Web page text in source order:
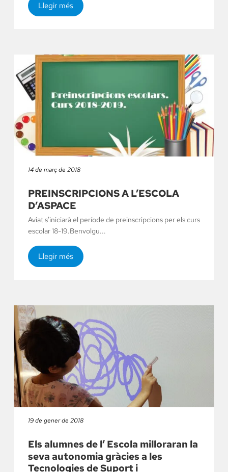
Llegir més
14 de març de 2018
PREINSCRIPCIONS A L’ESCOLA
D’ASPACE
Aviat s'iniciarà el període de preinscripcions per els curs
escolar 18-19.Benvolgu...
Llegir més
19 de gener de 2018
Els alumnes de l’ Escola milloraran la
seva autonomia gràcies a les
Tecnologies de Suport i